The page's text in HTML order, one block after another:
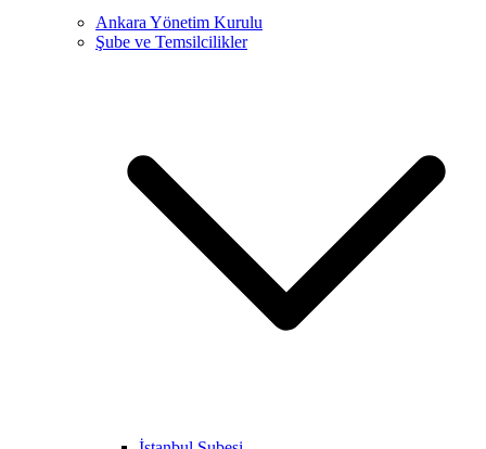
Ankara Yönetim Kurulu
Şube ve Temsilcilikler